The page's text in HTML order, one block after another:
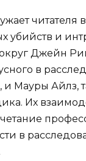
читателя
убийств и
Джейн
в
и Мауры Айлз,
Их
в